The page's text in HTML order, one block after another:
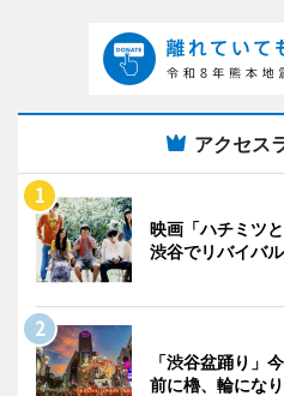
アクセス
映画「ハチミツ
渋谷でリバイバ
「渋谷盆踊り
前に櫓、輪にな